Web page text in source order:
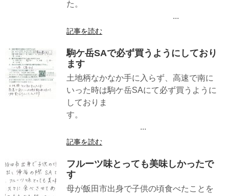
た。
...
記事を読む
駒ケ岳SAで必ず買うようにしており
ます
土地柄なかなか手に入らず、高速で南に
いった時は駒ケ岳SAにて必ず買うように
しておりま
す。
...
記事を読む
フルーツ味とっても美味しかったで
す
母が飯田市出身で子供の頃食べたことを